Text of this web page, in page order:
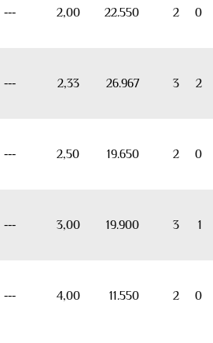
--- 2,00 22.550 2 0
--- 2,33 26.967 3 2
--- 2,50 19.650 2 0
--- 3,00 19.900 3 1
--- 4,00 11.550 2 0